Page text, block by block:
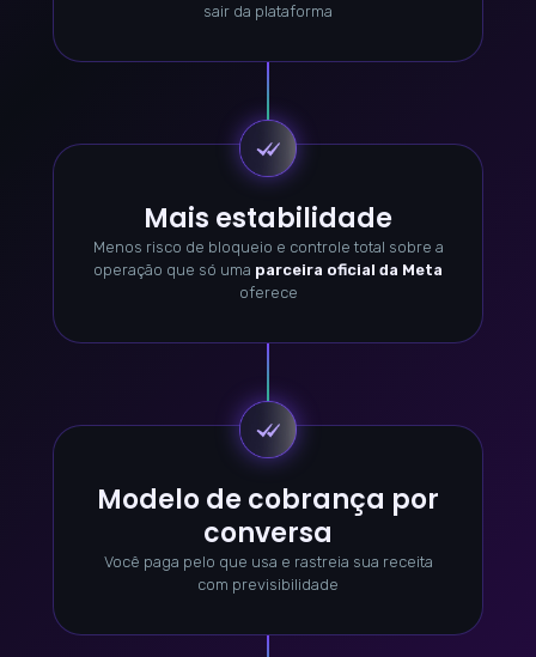
sair da plataforma
Mais estabilidade
Menos risco de bloqueio e controle total sobre a
operação que só uma parceira oficial da Meta
oferece
Modelo de cobrança por
conversa
Você paga pelo que usa e rastreia sua receita
com previsibilidade